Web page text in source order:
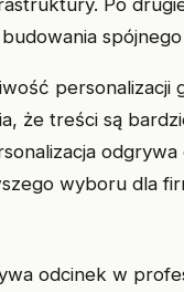
Po
personalizacji
że treści są
wyboru dla